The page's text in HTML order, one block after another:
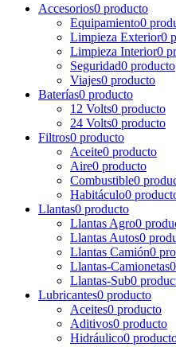
Accesorios0 producto
Equipamiento0
Limpieza Exterior0
Limpieza Interior0
Seguridad0 producto
Viajes0 producto
Baterías0 producto
12 Volts0 producto
24 Volts0 producto
Filtros0 producto
Aceite0 producto
Aire0 producto
Combustible0
Habitáculo0
Llantas0 producto
Llantas Agro0
Llantas Autos0
Llantas Camión0
Llantas-Camionetas
Llantas-Sub0
Lubricantes0 producto
Aceites0 producto
Aditivos0 producto
Hidráulico0